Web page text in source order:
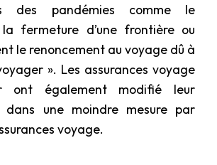
des pandémies comme le
la fermeture d’une frontière ou
le renoncement au voyage dû à
». Les assurances voyage
ont également modifié leur
une moindre mesure par
voyage.